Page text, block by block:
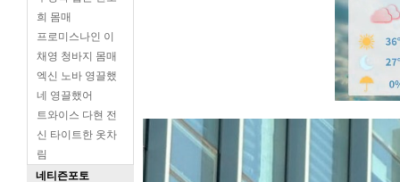
희 몸매
프로미스나인 이
채영 청바지 몸매
엑신 노바 영끌했
네 영끌했어
트와이스 다현 전
신 타이트한 옷차
림
네티즌포토